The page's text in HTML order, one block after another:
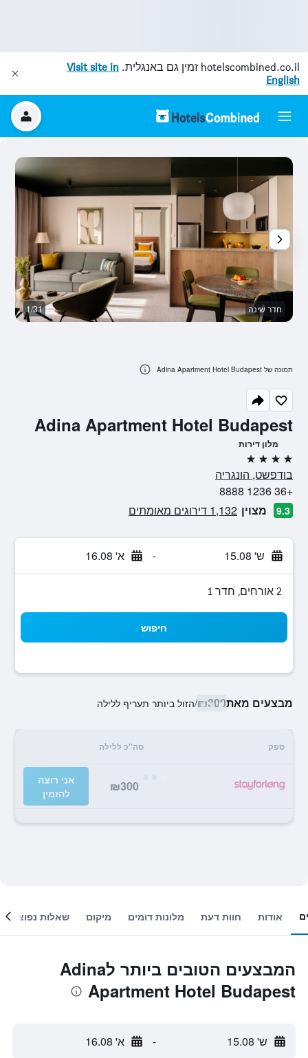
hotelscombined.co.il זמין גם באנגלית. Visit site in
English
Adina Apartment Hotel Budapest
מלון דירות
4 כוכבים
בודפשט, הונגריה
+36 1236 8888
9.3 מצוין 1,132 דירוגים מאומתים
ש' 15.08 - א' 16.08
2 אורחים, חדר 1
חיפוש
מבצעים מאת₪300
/הזול ביותר תעריף ללילה
ספק סה"כ ללילה
₪300
אני רוצה
להזמין
חדר שינה 1/31
תמונה של Adina Apartment Hotel Budapest
אודות חוות דעת מלונות דומים מיקום שאלות נפוצות
המבצעים הטובים ביותר לAdina
Apartment Hotel Budapest
ש' 15.08 - א' 16.08